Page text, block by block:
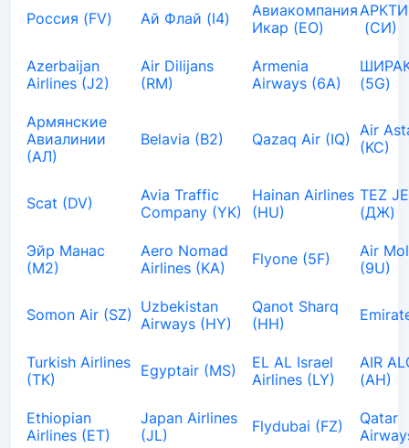
Россия (FV) Ай Флай (I4)
Авиакомпания
Икар (EO)
(СИ)
Azerbaijan
Airlines (J2)
Air Dilijans
(RM)
Armenia
Airways (6A)
(5G)
Армянские
Авиалинии
(АЛ)
Belavia (B2) Qazaq Air (IQ) Air
(KC)
Scat (DV)
Avia Traffic
Company (YK)
Hainan Airlines
(HU)
TEZ
(ДЖ)
Эйр Манас
(М2)
Aero Nomad
Airlines (KA)
Flyone (5F)
Air
(9U)
Somon Air (SZ) Uzbekistan
Airways (HY)
Qanot Sharq
(HH)
Turkish Airlines
(TK)
Egyptair (MS)
EL AL Israel
Airlines (LY)
AIR
(AH)
Ethiopian
Airlines (ET)
Japan Airlines
(JL)
Flydubai (FZ)
Qatar